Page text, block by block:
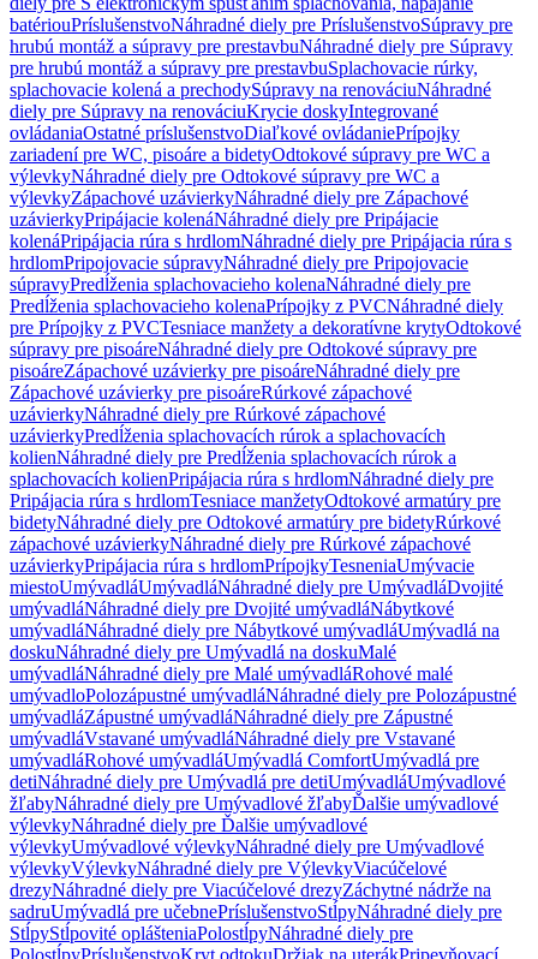
batériouPríslušenstvoNáhradné diely pre PríslušenstvoSúpravy pre
hrubú montáž a súpravy pre prestavbuNáhradné diely pre Súpravy
pre hrubú montáž a súpravy pre prestavbuSplachovacie rúrky,
splachovacie kolená a prechodySúpravy na renováciuNáhradné
diely pre Súpravy na renováciuKrycie doskyIntegrované
ovládaniaOstatné príslušenstvoDiaľkové ovládaniePrípojky
zariadení pre WC, pisoáre a bidetyOdtokové súpravy pre WC a
výlevkyNáhradné diely pre Odtokové súpravy pre WC a
výlevkyZápachové uzávierkyNáhradné diely pre Zápachové
uzávierkyPripájacie kolenáNáhradné diely pre Pripájacie
kolenáPripájacia rúra s hrdlomNáhradné diely pre Pripájacia rúra s
hrdlomPripojovacie súpravyNáhradné diely pre Pripojovacie
súpravyPredĺženia splachovacieho kolenaNáhradné diely pre
Predĺženia splachovacieho kolenaPrípojky z PVCNáhradné diely
pre Prípojky z PVCTesniace manžety a dekoratívne krytyOdtokové
súpravy pre pisoáreNáhradné diely pre Odtokové súpravy pre
pisoáreZápachové uzávierky pre pisoáreNáhradné diely pre
Zápachové uzávierky pre pisoáreRúrkové zápachové
uzávierkyNáhradné diely pre Rúrkové zápachové
uzávierkyPredĺženia splachovacích rúrok a splachovacích
kolienNáhradné diely pre Predĺženia splachovacích rúrok a
splachovacích kolienPripájacia rúra s hrdlomNáhradné diely pre
Pripájacia rúra s hrdlomTesniace manžetyOdtokové armatúry pre
bidetyNáhradné diely pre Odtokové armatúry pre bidetyRúrkové
zápachové uzávierkyNáhradné diely pre Rúrkové zápachové
uzávierkyPripájacia rúra s hrdlomPrípojkyTesneniaUmývacie
miestoUmývadláUmývadláNáhradné diely pre UmývadláDvojité
umývadláNáhradné diely pre Dvojité umývadláNábytkové
umývadláNáhradné diely pre Nábytkové umývadláUmývadlá na
doskuNáhradné diely pre Umývadlá na doskuMalé
umývadláNáhradné diely pre Malé umývadláRohové malé
umývadloPolozápustné umývadláNáhradné diely pre Polozápustné
umývadláZápustné umývadláNáhradné diely pre Zápustné
umývadláVstavané umývadláNáhradné diely pre Vstavané
umývadláRohové umývadláUmývadlá ComfortUmývadlá pre
detiNáhradné diely pre Umývadlá pre detiUmývadláUmývadlové
žľabyNáhradné diely pre Umývadlové žľabyĎalšie umývadlové
výlevkyNáhradné diely pre Ďalšie umývadlové
výlevkyUmývadlové výlevkyNáhradné diely pre Umývadlové
výlevkyVýlevkyNáhradné diely pre VýlevkyViacúčelové
drezyNáhradné diely pre Viacúčelové drezyZáchytné nádrže na
sadruUmývadlá pre učebnePríslušenstvoStĺpyNáhradné diely pre
StĺpyStĺpovité oplášteniaPolostĺpyNáhradné diely pre
PolostĺpyPríslušenstvoKryt odtokuDržiak na uterákPripevňovací